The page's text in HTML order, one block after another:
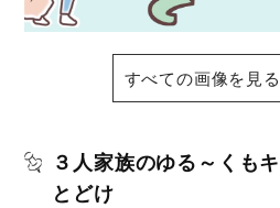
すべての画像を見る
３人家族のゆる～くも
とどけ